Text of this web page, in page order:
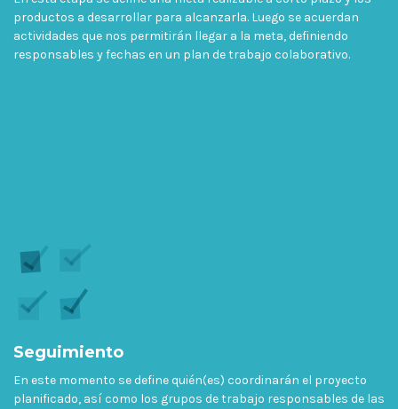
productos a desarrollar para alcanzarla. Luego se acuerdan
actividades que nos permitirán llegar a la meta, definiendo
responsables y fechas en un plan de trabajo colaborativo.
Seguimiento
En este momento se define quién(es) coordinarán el proyecto
planificado, así como los grupos de trabajo responsables de las